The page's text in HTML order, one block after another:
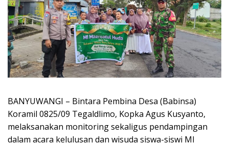
BANYUWANGI – Bintara Pembina Desa (Babinsa)
Koramil 0825/09 Tegaldlimo, Kopka Agus Kusyanto,
melaksanakan monitoring sekaligus pendampingan
dalam acara kelulusan dan wisuda siswa-siswi MI